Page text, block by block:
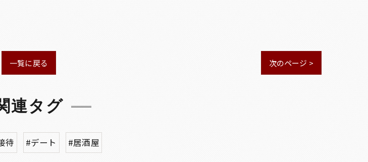
一覧に戻る 次のページ >
連タグ
待 #デート #居酒屋